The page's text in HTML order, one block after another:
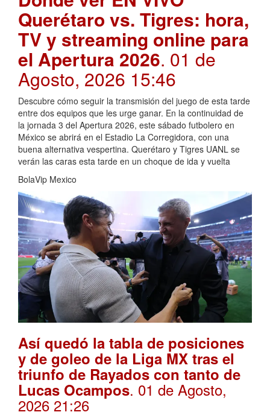
Querétaro vs. Tigres: hora,
TV y streaming online para
el Apertura 2026. 01 de
Agosto, 2026 15:46
Descubre cómo seguir la transmisión del juego de esta tarde
entre dos equipos que les urge ganar. En la continuidad de
la jornada 3 del Apertura 2026, este sábado futbolero en
México se abrirá en el Estadio La Corregidora, con una
buena alternativa vespertina. Querétaro y Tigres UANL se
verán las caras esta tarde en un choque de ida y vuelta
BolaVip Mexico
Así quedó la tabla de posiciones
y de goleo de la Liga MX tras el
triunfo de Rayados con tanto de
Lucas Ocampos. 01 de Agosto,
2026 21:26